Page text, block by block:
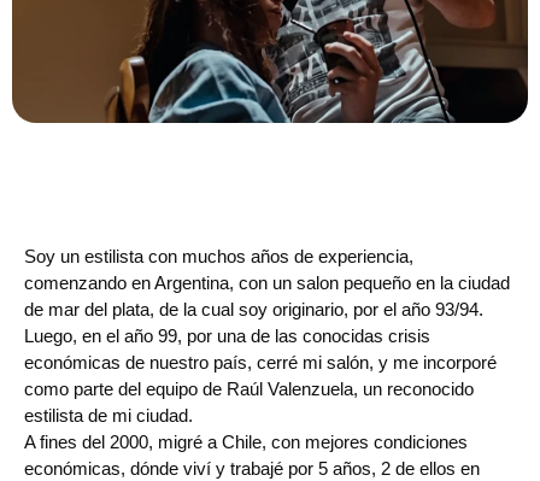
Soy un estilista con muchos años de experiencia,
comenzando en Argentina, con un salon pequeño en la ciudad
de mar del plata, de la cual soy originario, por el año 93/94.
Luego, en el año 99, por una de las conocidas crisis
económicas de nuestro país, cerré mi salón, y me incorporé
como parte del equipo de Raúl Valenzuela, un reconocido
estilista de mi ciudad.
A fines del 2000, migré a Chile, con mejores condiciones
económicas, dónde viví y trabajé por 5 años, 2 de ellos en